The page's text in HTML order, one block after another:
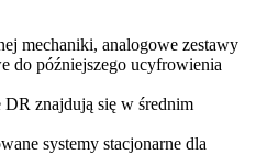
mechaniki, analogowe zestawy
do późniejszego ucyfrowienia
znajdują się w średnim
systemy stacjonarne dla